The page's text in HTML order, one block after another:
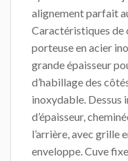
alignement parfait
Caractéristiques
porteuse en acier
grande épaisseur
d’habillage des
inoxydable. Dessus
d’épaisseur,
l’arrière, avec grille
enveloppe. Cuve